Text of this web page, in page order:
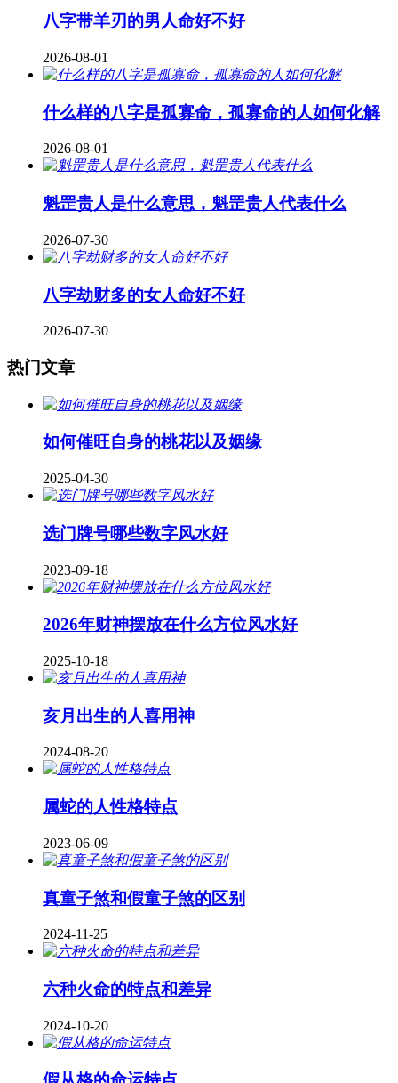
八字带羊刃的男人命好不好
2026-08-01
什么样的八字是孤寡命，孤寡命的人如何化解
2026-08-01
魁罡贵人是什么意思，魁罡贵人代表什么
2026-07-30
八字劫财多的女人命好不好
2026-07-30
热门文章
如何催旺自身的桃花以及姻缘
2025-04-30
​选门牌号哪些数字风水好
2023-09-18
2026年财神摆放在什么方位风水好
2025-10-18
亥月出生的人喜用神
2024-08-20
属蛇的人性格特点
2023-06-09
真童子煞和假童子煞的区别
2024-11-25
六种火命的特点和差异
2024-10-20